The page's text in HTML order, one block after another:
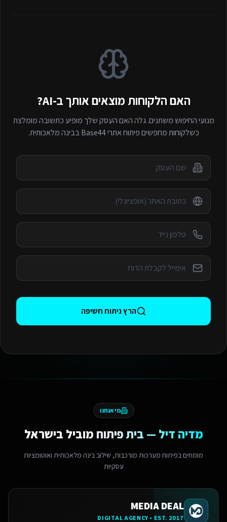
האם הלקוחות מוצאים אותך ב-AI?
מנועי החיפוש משתנים. גלה האם העסק שלך מופיע כתשובה מומלצת
כשלקוחות מחפשיםפיתוח אתרי Base44 בבינה מלאכותית.
הרץ ניתוח חשיפה
מי אנחנו
מדיה דיל — בית פיתוח מוביל בישראל
מומחים בפיתוח מערכות מורכבות, שילוב בינה מלאכותית ואוטומציות
עסקיות
MEDIA DEAL
DIGITAL AGENCY • EST. 2017